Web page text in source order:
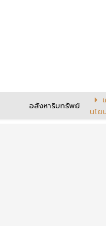
อสังหาริมทรัพย์
นโย